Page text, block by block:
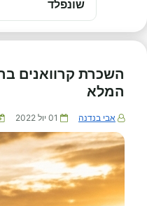
שונפלד
השכרת קרוואנים
המלא
אבי בנדנה 01 יול 2022